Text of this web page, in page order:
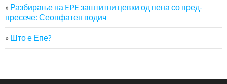
» Разбирање на EPE заштитни цевки од пена со пред-
пресече: Сеопфатен водич
» Што е Епе?